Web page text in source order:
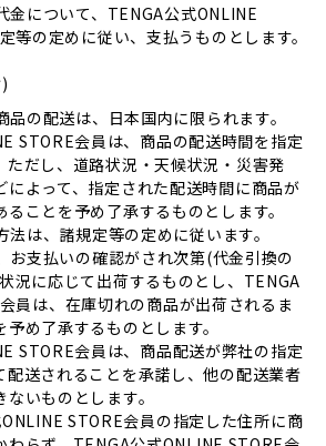
金について、TENGA公式ONLINE
等の定めに従い、支払うものとします。
の配送は、日本国内に限られます。
STORE会員は、商品の配送時間を指定
ただし、道路状況・天候状況・災害発
によって、指定された配送時間に商品が
ことを予め了承するものとします。
は、諸規定等の定めに従います。
お支払いの確認がされ次第(代金引換の
況に応じて出荷するものとし、TENGA
員は、在庫切れの商品が出荷されるま
め了承するものとします。
STORE会員は、商品配送が弊社の指定
配送されることを承諾し、他の配送業者
いものとします。
STORE会員の指定した住所に商